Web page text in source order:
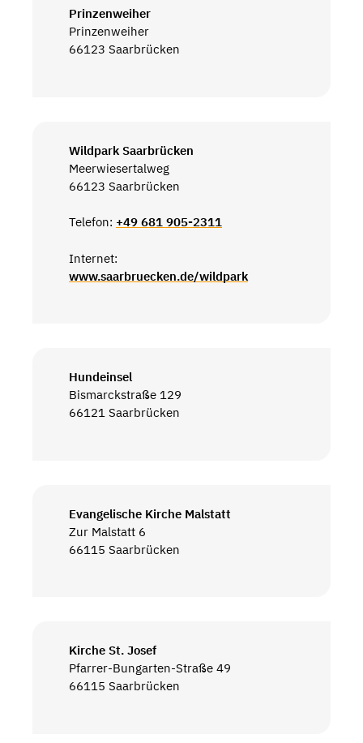
Prinzenweiher
Prinzenweiher
66123 Saarbrücken
Wildpark Saarbrücken
Meerwiesertalweg
66123 Saarbrücken
Telefon: +49 681 905-2311
Internet:
www.saarbruecken.de/wildpark
Hundeinsel
Bismarckstraße 129
66121 Saarbrücken
Evangelische Kirche Malstatt
Zur Malstatt 6
66115 Saarbrücken
Kirche St. Josef
Pfarrer-Bungarten-Straße 49
66115 Saarbrücken